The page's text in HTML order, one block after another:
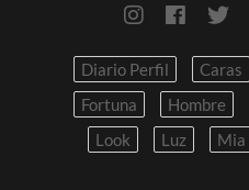
Diario Perfil Caras
Fortuna
Hombre
Look
Luz Mia